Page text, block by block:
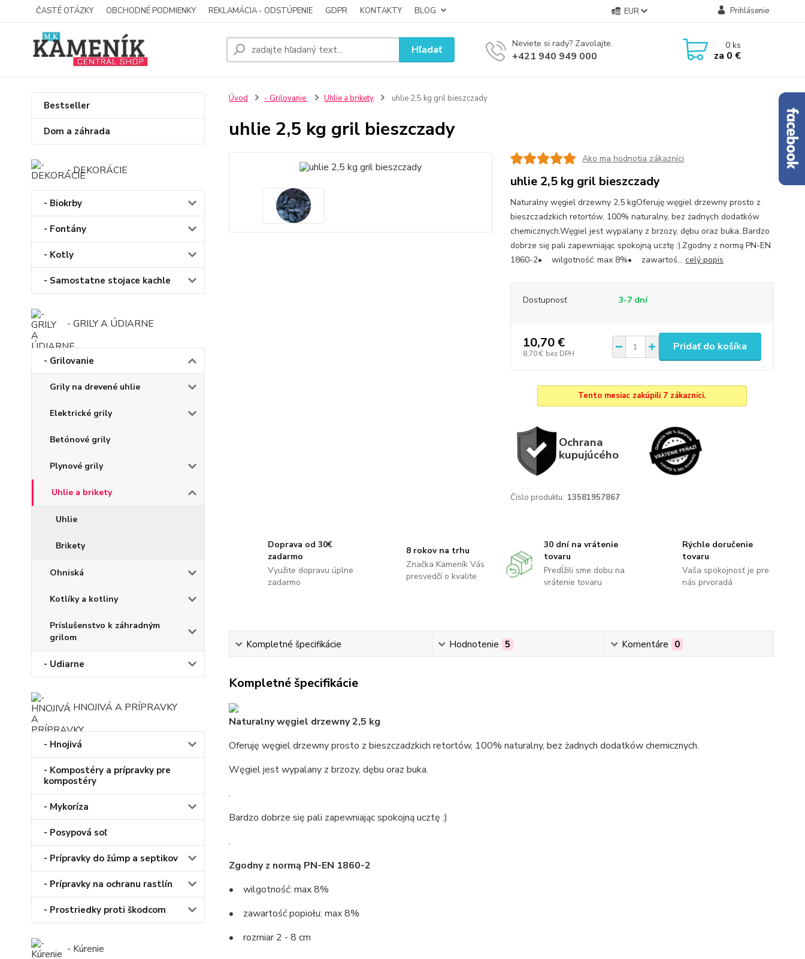
ČASTÉ OTÁZKY OBCHODNÉ PODMIENKY REKLAMÁCIA - ODSTÚPENIE GDPR KONTAKTY BLOG EUR Prihlásenie
Hľadať Neviete si rady? Zavolajte.
+421 940 949 000
0ks
za 0 €
Bestseller
Dom a záhrada
- DEKORÁCIE
- Biokrby
- Fontány
- Kotly
- Samostatne stojace kachle
- GRILY A ÚDIARNE
- Grilovanie
Grily na drevené uhlie
Elektrické grily
Betónové grily
Plynové grily
Uhlie a brikety
Uhlie
Brikety
Ohniská
Kotlíky a kotliny
Príslušenstvo k záhradným
grilom
- Udiarne
- HNOJIVÁ A PRÍPRAVKY
- Hnojivá
- Kompostéry a prípravky pre
kompostéry
- Mykoríza
- Posypová soľ
- Prípravky do žúmp a septikov
- Prípravky na ochranu rastlín
- Prostriedky proti škodcom
- Kúrenie
Úvod - Grilovanie Uhlie a brikety uhlie 2,5 kg gril bieszczady
uhlie 2,5 kg gril bieszczady
Ako ma hodnotia zákazníci
uhlie 2,5 kg gril bieszczady
Naturalny węgiel drzewny 2,5 kgOferuję węgiel drzewny prosto z
bieszczadzkich retortów, 100% naturalny, bez żadnych dodatków
chemicznych.Węgiel jest wypalany z brzozy, dębu oraz buka..Bardzo
dobrze się pali zapewniając spokojną ucztę :).Zgodny z normą PN-EN
1860-2• wilgotność: max 8%• zawartoś... celý popis
Dostupnosť 3-7 dní
10,70 €
8,70 € bez DPH
Pridať do košíka
Tento mesiac zakúpili 7 zákazníci.
Ochrana
kupujúcého
Číslo produktu: 13581957867
Doprava od 30€
zadarmo
Využite dopravu úplne
zadarmo
8 rokov na trhu
Značka Kameník Vás
presvedčí o kvalite
30 dní na vrátenie
tovaru
Predĺžili sme dobu na
vrátenie tovaru
Rýchle doručenie
tovaru
Vaša spokojnosť je pre
nás prvoradá
Kompletné špecifikácie Hodnotenie 5 Komentáre 0
Kompletné špecifikácie
Naturalny węgiel drzewny 2,5 kg
Oferuję węgiel drzewny prosto z bieszczadzkich retortów, 100% naturalny, bez żadnych dodatków chemicznych.
Węgiel jest wypalany z brzozy, dębu oraz buka.
.
Bardzo dobrze się pali zapewniając spokojną ucztę :)
.
Zgodny z normą PN-EN 1860-2
• wilgotność: max 8%
• zawartość popiołu: max 8%
• rozmiar 2 - 8 cm